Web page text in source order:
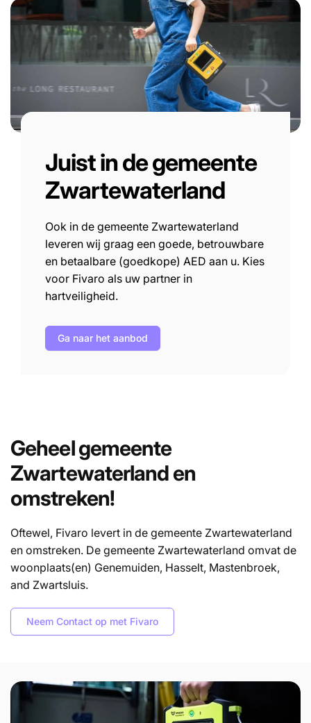
Juist in de gemeente
Zwartewaterland
Ook in de gemeente Zwartewaterland
leveren wij graag een goede, betrouwbare
en betaalbare (goedkope) AED aan u. Kies
voor Fivaro als uw partner in
hartveiligheid.
Ga naar het aanbod
Geheel gemeente
Zwartewaterlanden
omstreken!
Oftewel, Fivaro levert in de gemeente Zwartewaterland
en omstreken. De gemeente Zwartewaterland omvat de
woonplaats(en) Genemuiden, Hasselt, Mastenbroek,
and Zwartsluis.
Neem Contact op met Fivaro